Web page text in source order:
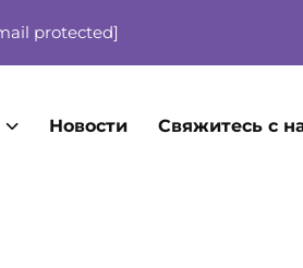
protected]
Новости Свяжитесь с